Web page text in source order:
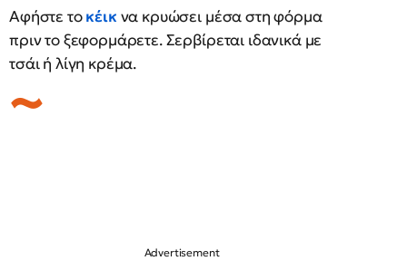
Αφήστε τοκέικ να κρυώσει μέσα στη φόρμα
πριν το ξεφορμάρετε. Σερβίρεται ιδανικά με
τσάι ή λίγη κρέμα.